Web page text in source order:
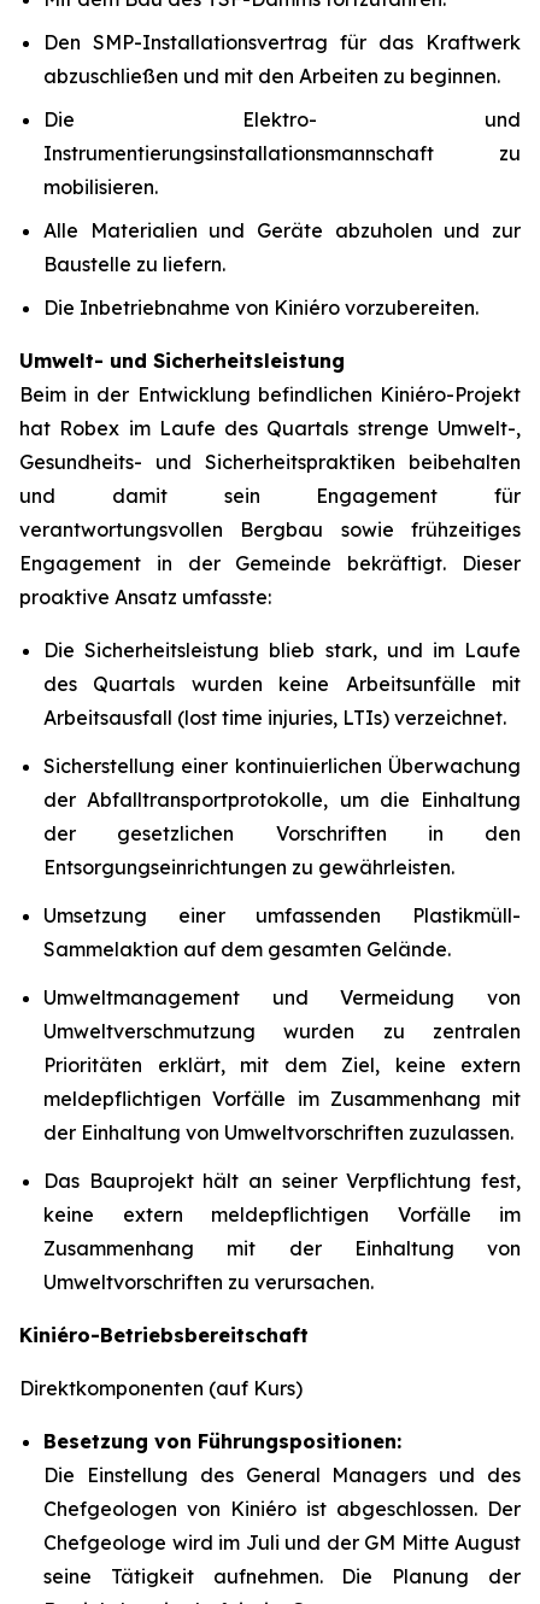
Den SMP-Installationsvertrag für das Kraftwerk
abzuschließen und mit den Arbeiten zu beginnen.
Die Elektro- und
Instrumentierungsinstallationsmannschaft zu
mobilisieren.
Alle Materialien und Geräte abzuholen und zur
Baustelle zu liefern.
Die Inbetriebnahme von Kiniéro vorzubereiten.
Umwelt- und Sicherheitsleistung
Beim in der Entwicklung befindlichen Kiniéro-Projekt
hat Robex im Laufe des Quartals strenge Umwelt-,
Gesundheits- und Sicherheitspraktiken beibehalten
und damit sein Engagement für
verantwortungsvollen Bergbau sowie frühzeitiges
Engagement in der Gemeinde bekräftigt. Dieser
proaktive Ansatz umfasste:
Die Sicherheitsleistung blieb stark, und im Laufe
des Quartals wurden keine Arbeitsunfälle mit
Arbeitsausfall (lost time injuries, LTIs) verzeichnet.
Sicherstellung einer kontinuierlichen Überwachung
der Abfalltransportprotokolle, um die Einhaltung
der gesetzlichen Vorschriften in den
Entsorgungseinrichtungen zu gewährleisten.
Umsetzung einer umfassenden Plastikmüll-
Sammelaktion auf dem gesamten Gelände.
Umweltmanagement und Vermeidung von
Umweltverschmutzung wurden zu zentralen
Prioritäten erklärt, mit dem Ziel, keine extern
meldepflichtigen Vorfälle im Zusammenhang mit
der Einhaltung von Umweltvorschriften zuzulassen.
Das Bauprojekt hält an seiner Verpflichtung fest,
keine extern meldepflichtigen Vorfälle im
Zusammenhang mit der Einhaltung von
Umweltvorschriften zu verursachen.
Kiniéro-Betriebsbereitschaft
Direktkomponenten (auf Kurs)
Besetzung von Führungspositionen:
Die Einstellung des General Managers und des
Chefgeologen von Kiniéro ist abgeschlossen. Der
Chefgeologe wird im Juli und der GM Mitte August
seine Tätigkeit aufnehmen. Die Planung der